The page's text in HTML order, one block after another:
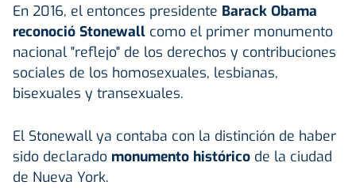
En 2016, el entonces presidente Barack Obama
reconoció Stonewall como el primer monumento
nacional "reflejo" de los derechos y contribuciones
sociales de los homosexuales, lesbianas,
bisexuales y transexuales.
El Stonewall ya contaba con la distinción de haber
sido declarado monumento histórico de la ciudad
de Nueva York.